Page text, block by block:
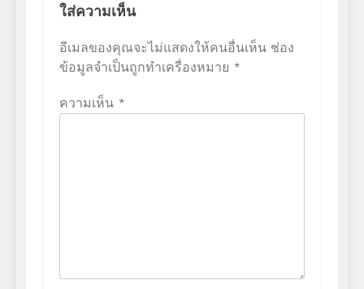
ใส่ความเห็น
อีเมลของคุณจะไม่แสดงให้คนอื่นเห็น ช่อง
ข้อมูลจำเป็นถูกทำเครื่องหมาย *
ความเห็น *